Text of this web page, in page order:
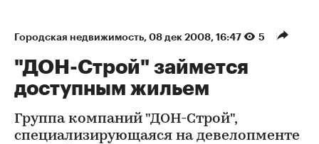
Городская недвижимость⁠, 08 дек 2008, 16:47 5
"ДОН-Строй" займется
доступным жильем
Группа компаний "ДОН-Строй",
специализирующаяся на девелопменте